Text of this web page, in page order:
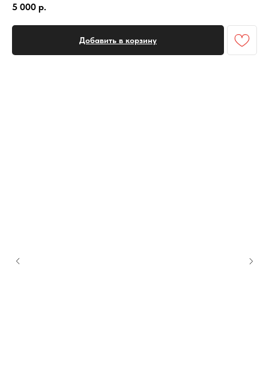
5 000 р.
Добавить в корзину